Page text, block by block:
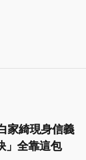
家綺現身信義
」全靠這包